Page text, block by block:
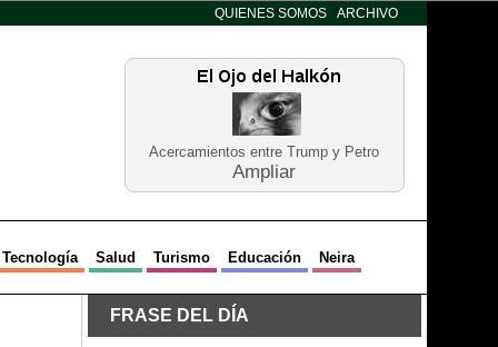
QUIENES SOMOS ARCHIVO
Acercamientos entre Trump y Petro
Ampliar
Tecnología Salud Turismo Educación Neira
FRASE DEL DÍA